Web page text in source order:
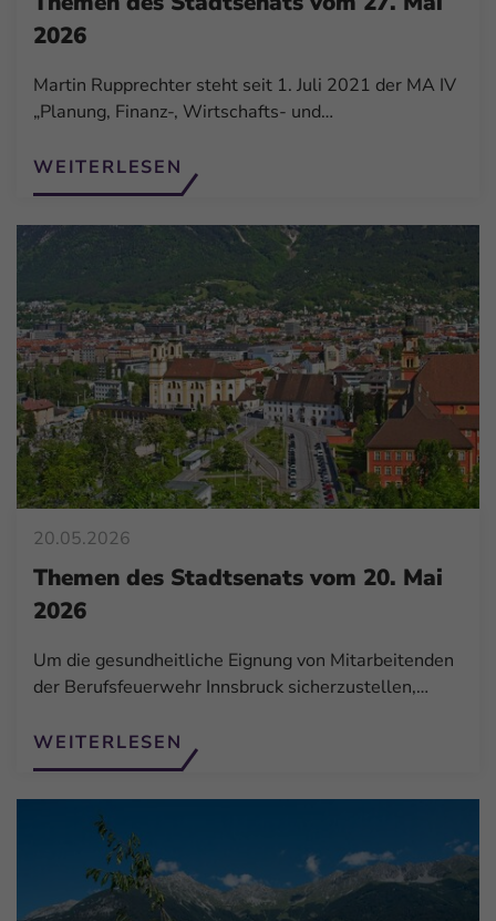
2026
Martin Rupprechter steht seit 1. Juli 2021 der MA IV
„Planung, Finanz-, Wirtschafts- und…
WEITERLESEN
20.05.2026
Themen des Stadtsenats vom 20. Mai
2026
Um die gesundheitliche Eignung von Mitarbeitenden
der Berufsfeuerwehr Innsbruck sicherzustellen,…
WEITERLESEN